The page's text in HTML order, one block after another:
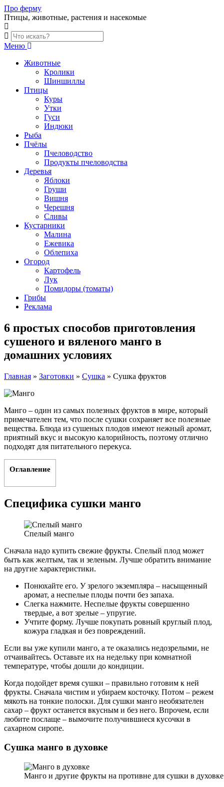
Skip
to
content
Про ферму
Птицы, животные, растения и насекомые
Меню
Животные
Кролики
Шиншиллы
Птицы
Куры
Утки
Гуси
Индюки
Рыба
Пчёлы
Пчеловодство
Продукты пчеловодства
Деревья
Яблоки
Груши
Вишня
Черешня
Сливы
Кустарники
Малина
Ежевика
Облепиха
Огород
Картофель
Лук
Помидоры (томаты)
Грибы
Реклама
6 простых способов приготовления
сушеного и вяленого манго в
домашних условиях
Главная » Заготовки » Сушка » Сушка фруктов
Манго – один из самых полезных фруктов в мире, который
примечателен тем, что после сушки сохраняет все полезные
вещества. Блюда из сушеных плодов имеют нежный аромат,
приятный вкус и высокую калорийность, поэтому отлично
подходят для питательного перекуса.
Оглавление
Специфика сушки манго
Спелый манго
Сначала надо купить свежие фрукты. Спелый плод может
быть как желтым, так и зеленым. Лучше обратить внимание
на другие характеристики.
Понюхайте его. У зрелого экземпляра – насыщенный
аромат, а неспелые плоды почти без запаха.
Слегка нажмите. Неспелые фрукты совершенно
твердые, а вот зрелые – упругие.
Учтите форму. Лучше покупать ровный круглый плод,
кожура гладкая и без повреждений.
Если вы уже купили манго, а те оказались недозрелыми, не
отчаивайтесь. Оставьте их на недельку при комнатной
температуре, чтобы дошли до кондиции.
Когда подойдет время сушки – правильно готовим к ней
фрукты. Сначала чистим и убираем косточку. Потом – режем
мякоть на тонкие полоски. Для сушки манго необязателен
сахар – фрукт останется вкусным и без него. Впрочем, если
любите послаще – вымочите получившиеся кусочки в
сахарном сиропе.
Сушка манго в духовке
Манго и другие фрукты на противне для сушки в духовке